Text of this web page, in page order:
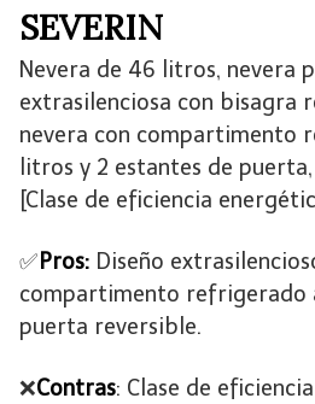
SEVERIN
Nevera de 46 litros, nevera
extrasilenciosa con bisagra
nevera con compartimento
litros y 2 estantes de
[Clase de eficiencia
✅ Pros: Diseño
compartimento refrigerado
puerta reversible.
❌Contras: Clase de